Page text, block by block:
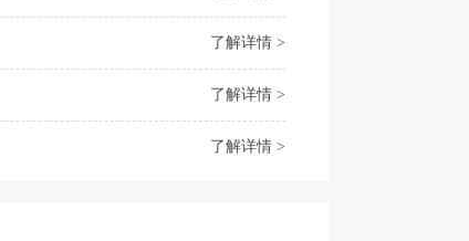
了解详情 >
了解详情 >
了解详情 >